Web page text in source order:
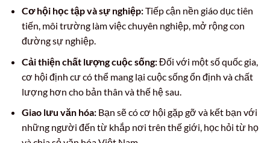
Cơ hội học tập và sự nghiệp:Tiếp cận nền giáo dục tiên
tiến, môi trường làm việc chuyên nghiệp, mở rộng con
đường sự nghiệp.
Cải thiện chất lượng cuộc sống:Đối với một số quốc gia,
cơ hội định cư có thể mang lại cuộc sống ổn định và chất
lượng hơn cho bản thân và thế hệ sau.
Giao lưu văn hóa:Bạn sẽ có cơ hội gặp gỡ và kết bạn với
những người đến từ khắp nơi trên thế giới, học hỏi từ họ